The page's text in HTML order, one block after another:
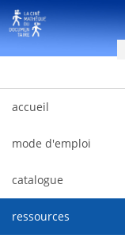
Saut au contenu
accueil
mode d'emploi
catalogue
ressources